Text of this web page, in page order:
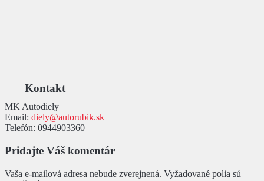
Kontakt
MK Autodiely
Email: diely@autorubik.sk
Telefón: 0944903360
Pridajte Váš komentár
Vaša e-mailová adresa nebude zverejnená. Vyžadované polia sú